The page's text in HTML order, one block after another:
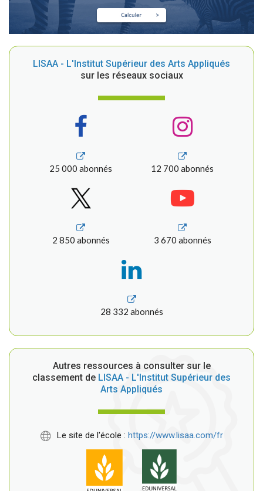
LISAA - L'Institut Supérieur des Arts Appliqués
sur les réseaux sociaux
25 000 abonnés 12 700 abonnés
2 850 abonnés 3 670 abonnés
28 332 abonnés
Autres ressources à consulter sur le
classement de LISAA - L'Institut Supérieur des
Arts Appliqués
Le site de l'école : https://www.lisaa.com/fr